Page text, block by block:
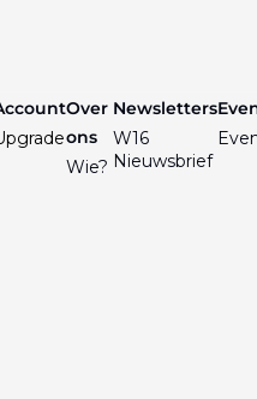
Over
ons
Wie?
Newsletters
W16
Nieuwsbrief